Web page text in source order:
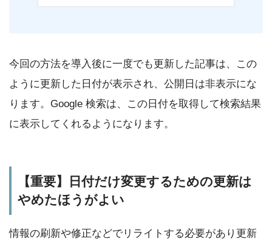
今回の方法を導入後に一度でも更新した記事は、この
ように更新した日付が表示され、公開日は非表示にな
ります。Google 検索は、この日付を取得して検索結果
に表示してくれるようになります。
【重要】日付だけ変更するための更新は
やめたほうがよい
情報の刷新や修正などでリライトする必要があり更新